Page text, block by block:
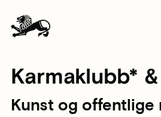
Karmaklubb*
Kunst og offentlige